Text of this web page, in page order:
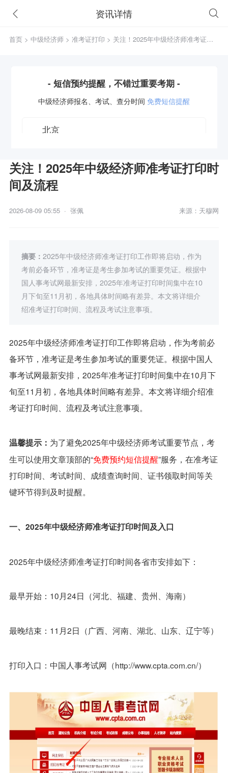
资讯详情
首页 > 中级经济师 > 准考证打印
- 短信预约提醒，不错过重要考期 -
中级经济师报名、考试、查分时间 免费短信提醒
关注！2025年中级经济师准考证打印时
间及流程
2026-08-09 05:55 · 张佩 来源：天穆网
摘要： ​2025年中级经济师准考证打印工作即将启动，作为
考前必备环节，准考证是考生参加考试的重要凭证。根据中
国人事考试网最新安排，2025年准考证打印时间集中在10
月下旬至11月初，各地具体时间略有差异。本文将详细介
绍准考证打印时间、流程及考试注意事项。
2025年中级经济师准考证打印工作即将启动，作为考前必
备环节，准考证是考生参加考试的重要凭证。根据中国人
事考试网最新安排，2025年准考证打印时间集中在10月下
旬至11月初，各地具体时间略有差异。本文将详细介绍准
考证打印时间、流程及考试注意事项。
温馨提示： 为了避免2025年中级经济师考试重要节点，考
生可以使用文章顶部的“免费预约短信提醒”服务，在准考证
打印时间、考试时间、成绩查询时间、证书领取时间等关
键环节得到及时提醒。
一、2025年中级经济师准考证打印时间及入口
2025年中级经济师准考证打印时间各省市安排如下：
最早开始：10月24日（河北、福建、贵州、海南）
最晚结束：11月2日（广西、河南、湖北、山东、辽宁等）
打印入口：中国人事考试网（http://www.cpta.com.cn/）